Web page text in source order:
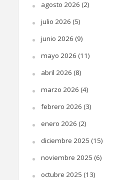
agosto 2026 (2)
julio 2026 (5)
junio 2026 (9)
mayo 2026 (11)
abril 2026 (8)
marzo 2026 (4)
febrero 2026 (3)
enero 2026 (2)
diciembre 2025 (15)
noviembre 2025 (6)
octubre 2025 (13)